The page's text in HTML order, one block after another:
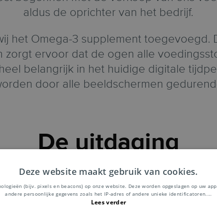
aldus de oprichter van het bedrijf.
het Omega-3 supplement toegevoegd.
zorgt ervoor dat de ogen alle
belangrijk in het huidige digitale
door alle beeldschermen
De uitdaging
met de voormalige
bestemmingen te verschepen,
dus om ons product zo snel mogelijk naar
Deze website maakt gebruik van cookies.
(bijv. pixels en beacons) op onze website. Deze worden opgeslagen op uw
andere persoonlijke gegevens zoals het IP-adres of andere unieke identificatoren....
Lees verder